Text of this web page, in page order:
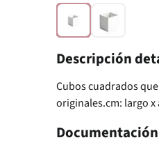
Descripción
Cubos cuadrados
originales.cm: largo
Documentación